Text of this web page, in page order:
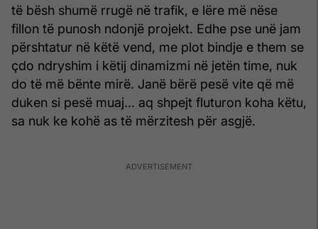
të bësh shumë rrugë në trafik, e lëre më nëse
fillon të punosh ndonjë projekt. Edhe pse unë jam
përshtatur në këtë vend, me plot bindje e them se
çdo ndryshim i këtij dinamizmi në jetën time, nuk
do të më bënte mirë. Janë bërë pesë vite që më
duken si pesë muaj... aq shpejt fluturon koha këtu,
sa nuk ke kohë as të mërzitesh për asgjë.